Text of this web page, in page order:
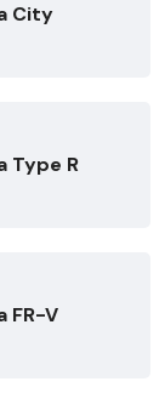
City
Type R
FR-V